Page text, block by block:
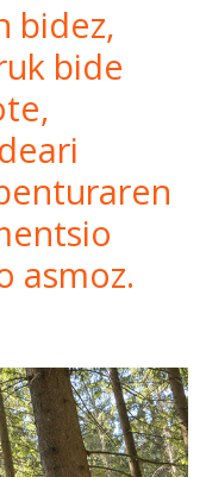
bidez,
bide
asmoz.